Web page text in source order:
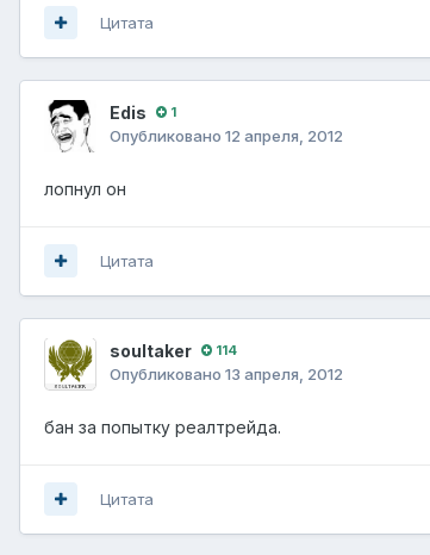
Цитата
Edis 1
Опубликовано 12 апреля, 2012
лопнул он
Цитата
soultaker 114
Опубликовано 13 апреля, 2012
бан за попытку реалтрейда.
Цитата